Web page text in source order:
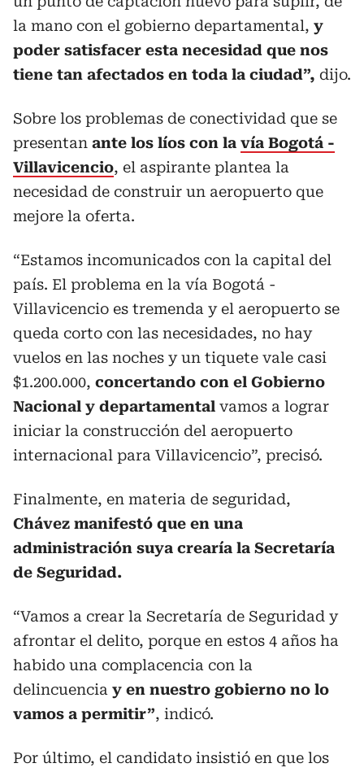
la mano con el gobierno departamental, y
poder satisfacer esta necesidad que nos
tiene tan afectados en toda la ciudad”, dijo.
Sobre los problemas de conectividad que se
presentan ante los líos con la vía Bogotá -
Villavicencio, el aspirante plantea la
necesidad de construir un aeropuerto que
mejore la oferta.
“Estamos incomunicados con la capital del
país. El problema en la vía Bogotá -
Villavicencio es tremenda y el aeropuerto se
queda corto con las necesidades, no hay
vuelos en las noches y un tiquete vale casi
$1.200.000, concertando con el Gobierno
Nacional y departamental vamos a lograr
iniciar la construcción del aeropuerto
internacional para Villavicencio”, precisó.
Finalmente, en materia de seguridad,
Chávez manifestó que en una
administración suya crearía la Secretaría
de Seguridad.
“Vamos a crear la Secretaría de Seguridad y
afrontar el delito, porque en estos 4 años ha
habido una complacencia con la
delincuencia y en nuestro gobierno no lo
vamos a permitir”, indicó.
Por último, el candidato insistió en que los